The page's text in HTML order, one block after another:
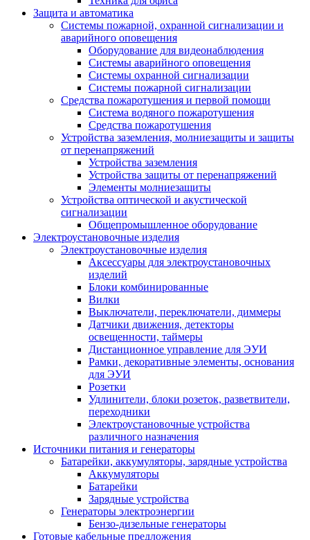
Защита и автоматика
Системы пожарной, охранной сигнализации и
аварийного оповещения
Оборудование для видеонаблюдения
Системы аварийного оповещения
Системы охранной сигнализации
Системы пожарной сигнализации
Средства пожаротушения и первой помощи
Система водяного пожаротушения
Средства пожаротушения
Устройства заземления, молниезащиты и защиты
от перенапряжений
Устройства заземления
Устройства защиты от перенапряжений
Элементы молниезащиты
Устройства оптической и акустической
сигнализации
Общепромышленное оборудование
Электроустановочные изделия
Электроустановочные изделия
Аксессуары для электроустановочных
изделий
Блоки комбинированные
Вилки
Выключатели, переключатели, диммеры
Датчики движения, детекторы
освещенности, таймеры
Дистанционное управление для ЭУИ
Рамки, декоративные элементы, основания
для ЭУИ
Розетки
Удлинители, блоки розеток, разветвители,
переходники
Электроустановочные устройства
различного назначения
Источники питания и генераторы
Батарейки, аккумуляторы, зарядные устройства
Аккумуляторы
Батарейки
Зарядные устройства
Генераторы электроэнергии
Бензо-дизельные генераторы
Готовые кабельные предложения